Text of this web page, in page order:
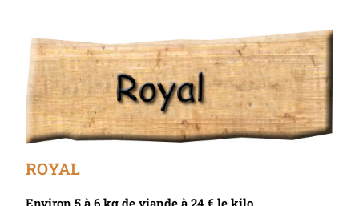
ROYAL
Environ 5 à 6 kg de viande à 24 € le kilo